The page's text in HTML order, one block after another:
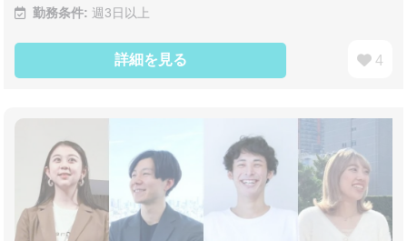
勤務条件: 週3日以上
詳細を見る 4